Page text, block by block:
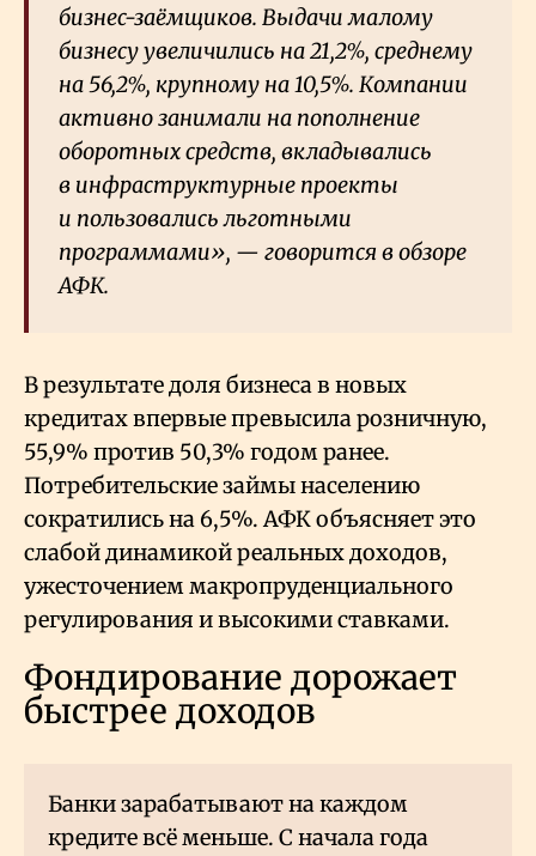
бизнес-заёмщиков. Выдачи малому
бизнесу увеличились на 21,2%, среднему
на 56,2%, крупному на 10,5%. Компании
активно занимали на пополнение
оборотных средств, вкладывались
в инфраструктурные проекты
и пользовались льготными
программами», — говорится в обзоре
АФК.
В результате доля бизнеса в новых
кредитах впервые превысила розничную,
55,9% против 50,3% годом ранее.
Потребительские займы населению
сократились на 6,5%. АФК объясняет это
слабой динамикой реальных доходов,
ужесточением макропруденциального
регулирования и высокими ставками.
Фондирование дорожает
быстрее доходов
Банки зарабатывают на каждом
кредите всё меньше. С начала года